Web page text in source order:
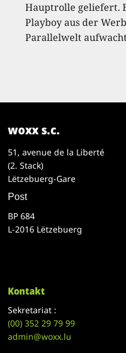
Hauptrolle geliefert.
Playboy aus der
Parallelwelt
woxx s.c.
51, avenue de la Liberté
(2. Stack)
Lëtzebuerg-Gare
Post
BP 684
L-2016 Lëtzebuerg
Kontakt
Sekretariat :
(00)352 29 79 99
admin@woxx.lu